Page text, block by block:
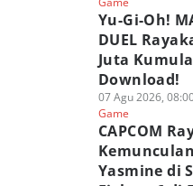
Yu-Gi-Oh!
DUEL
Juta
Download!
07 Agu 2026,
Game
CAPCOM
Kemunculan
Yasmine di